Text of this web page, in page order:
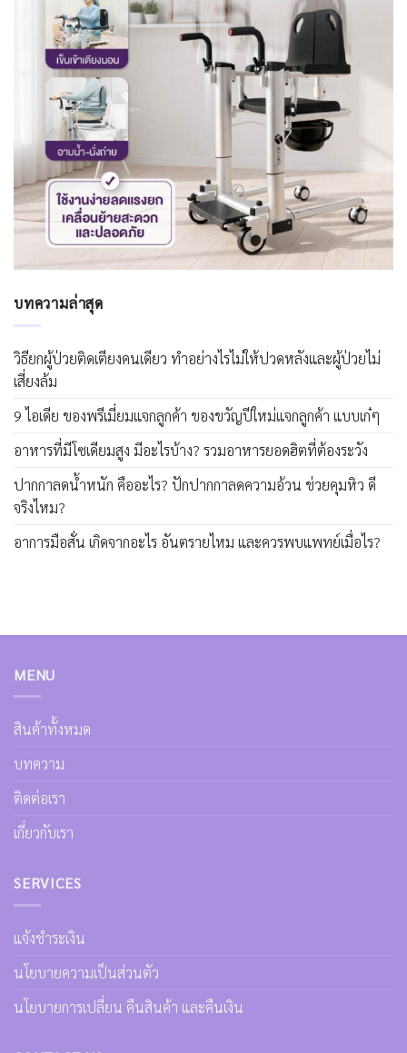
บทความล่าสุด
วิธียกผู้ป่วยติดเตียงคนเดียว ทำอย่างไรไม่ให้ปวดหลังและผู้ป่วยไม่
เสี่ยงล้ม
9 ไอเดีย ของพรีเมี่ยมแจกลูกค้า ของขวัญปีใหม่แจกลูกค้า แบบเก๋ๆ
อาหารที่มีโซเดียมสูง มีอะไรบ้าง? รวมอาหารยอดฮิตที่ต้องระวัง
ปากกาลดน้ำหนัก คืออะไร? ปักปากกาลดความอ้วน ช่วยคุมหิว ดี
จริงไหม?
อาการมือสั่น เกิดจากอะไร อันตรายไหม และควรพบแพทย์เมื่อไร?
MENU
สินค้าทั้งหมด
บทความ
ติดต่อเรา
เกี่ยวกับเรา
SERVICES
แจ้งชำระเงิน
นโยบายความเป็นส่วนตัว
นโยบายการเปลี่ยน คืนสินค้า และคืนเงิน